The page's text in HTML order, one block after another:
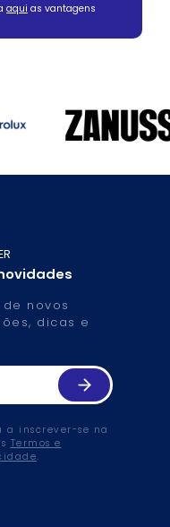
aqui as vantagens
novos
dicas e
a inscrever-se na
Termos e
.